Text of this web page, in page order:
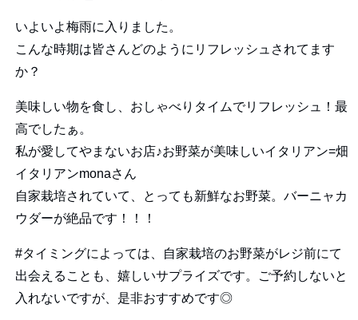
いよいよ梅雨に入りました。
こんな時期は皆さんどのようにリフレッシュされてます
か？
美味しい物を食し、おしゃべりタイムでリフレッシュ！最
高でしたぁ。
私が愛してやまないお店♪お野菜が美味しいイタリアン=畑
イタリアンmonaさん
自家栽培されていて、とっても新鮮なお野菜。バーニャカ
ウダーが絶品です！！！
#タイミングによっては、自家栽培のお野菜がレジ前にて
出会えることも、嬉しいサプライズです。ご予約しないと
入れないですが、是非おすすめです◎